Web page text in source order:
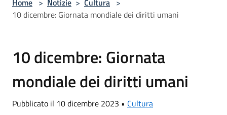
Home > Notizie > Cultura >
10 dicembre: Giornata mondiale dei diritti umani
10 dicembre: Giornata
mondiale dei diritti umani
Pubblicato il 10 dicembre 2023 • Cultura